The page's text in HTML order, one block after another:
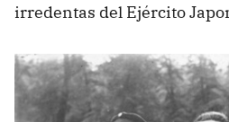
irredentas del Ejército